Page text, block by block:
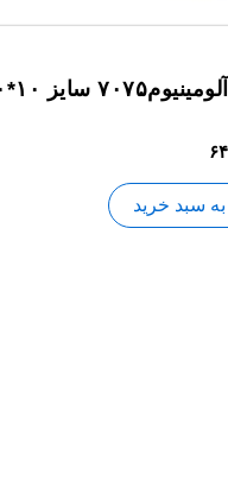
سایز ۱۰*۱۰
سبد خرید